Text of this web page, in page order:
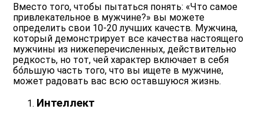
Вместо того, чтобы пытаться понять: «Что самое
привлекательное в мужчине?» вы можете
определить свои 10-20 лучших качеств. Мужчина,
который демонстрирует все качества настоящего
мужчины из нижеперечисленных, действительно
редкость, но тот, чей характер включает в себя
бо́льшую часть того, что вы ищете в мужчине,
может радовать вас всю оставшуюся жизнь.
Интеллект